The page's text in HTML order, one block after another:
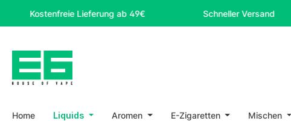
Hauptinhalt springen
Zur Suche springen
Zur Hauptnavigation springen
Lieferung ab 49€ Schneller Versand
Home Liquids Aromen E-Zigaretten Mischen